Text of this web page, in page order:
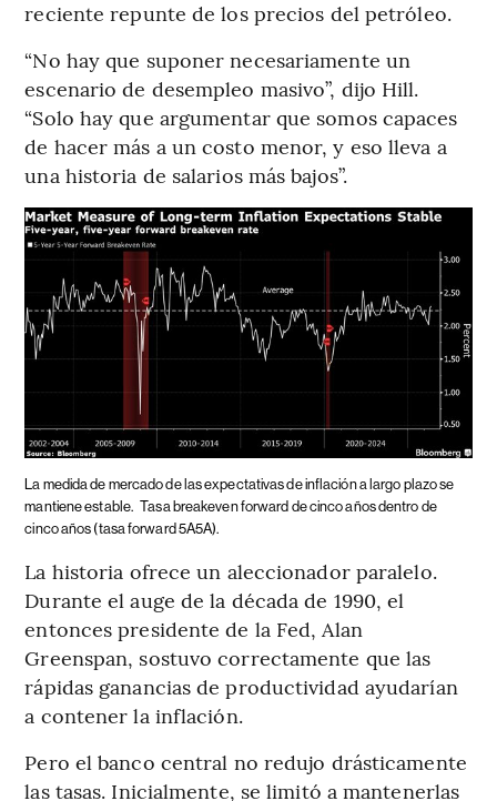
reciente repunte de los precios del petróleo.
“No hay que suponer necesariamente un
escenario de desempleo masivo”, dijo Hill.
“Solo hay que argumentar que somos capaces
de hacer más a un costo menor, y eso lleva a
una historia de salarios más bajos”.
La medida de mercado de las expectativas de inflación a largo plazo se
mantiene estable. Tasa breakeven forward de cinco años dentro de
cinco años (tasa forward 5A5A).
La historia ofrece un aleccionador paralelo.
Durante el auge de la década de 1990, el
entonces presidente de la Fed, Alan
Greenspan, sostuvo correctamente que las
rápidas ganancias de productividad ayudarían
a contener la inflación.
Pero el banco central no redujo drásticamente
las tasas. Inicialmente, se limitó a mantenerlas